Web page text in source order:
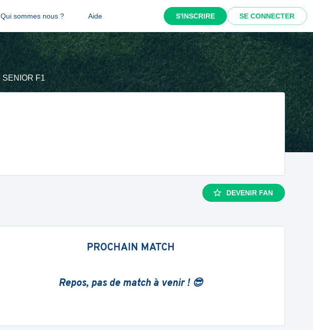
Qui sommes nous ? Aide S'INSCRIRE SE CONNECTER
SENIOR F1
DEVENIR FAN
PROCHAIN MATCH
Repos, pas de match à venir ! 😎